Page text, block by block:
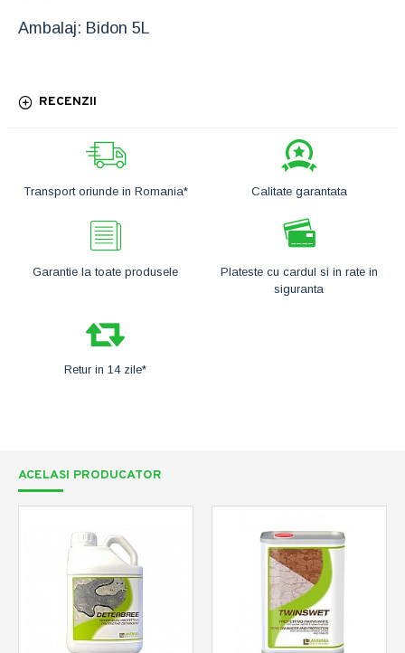
Transport oriunde in Romania* Calitate garantata
Garantie la toate produsele
Plateste cu cardul si in rate in
siguranta
Retur in 14 zile*
Ambalaj: Bidon 5L
RECENZII
ACELASI PRODUCATOR